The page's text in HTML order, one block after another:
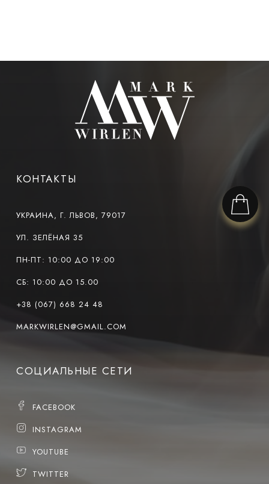
КОНТАКТЫ
УКРАИНА, Г. ЛЬВОВ, 79017
УЛ. ЗЕЛЁНАЯ 35
ПН-ПТ: 10:00 ДО 19:00
СБ: 10:00 ДО 15.00
+38 (067) 668 24 48
MARKWIRLEN@GMAIL.COM
СОЦИАЛЬНЫЕ СЕТИ
FACEBOOK
INSTAGRAM
YOUTUBE
TWITTER